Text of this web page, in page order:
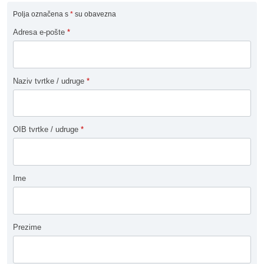
Polja označena s * su obavezna
Adresa e-pošte *
Naziv tvrtke / udruge *
OIB tvrtke / udruge *
Ime
Prezime